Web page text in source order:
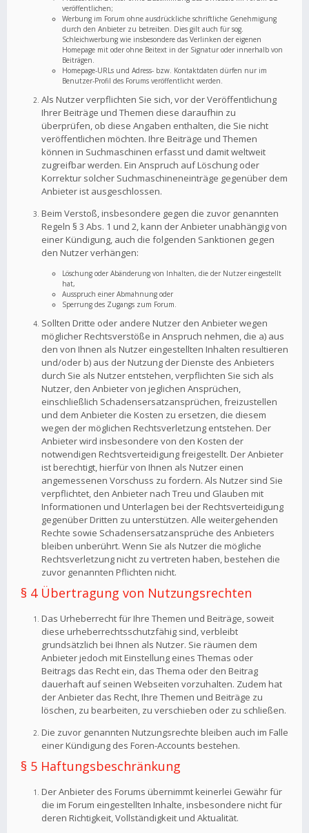
veröffentlichen;
Werbung im Forum ohne ausdrückliche schriftliche Genehmigung
durch den Anbieter zu betreiben. Dies gilt auch für sog.
Schleichwerbung wie insbesondere das Verlinken der eigenen
Homepage mit oder ohne Beitext in der Signatur oder innerhalb von
Beiträgen.
Homepage-URLs und Adress- bzw. Kontaktdaten dürfen nur im
Benutzer-Profil des Forums veröffentlicht werden.
Als Nutzer verpflichten Sie sich, vor der Veröffentlichung
Ihrer Beiträge und Themen diese daraufhin zu
überprüfen, ob diese Angaben enthalten, die Sie nicht
veröffentlichen möchten. Ihre Beiträge und Themen
können in Suchmaschinen erfasst und damit weltweit
zugreifbar werden. Ein Anspruch auf Löschung oder
Korrektur solcher Suchmaschineneinträge gegenüber dem
Anbieter ist ausgeschlossen.
Beim Verstoß, insbesondere gegen die zuvor genannten
Regeln § 3 Abs. 1 und 2, kann der Anbieter unabhängig von
einer Kündigung, auch die folgenden Sanktionen gegen
den Nutzer verhängen:
Löschung oder Abänderung von Inhalten, die der Nutzer eingestellt
hat,
Ausspruch einer Abmahnung oder
Sperrung des Zugangs zum Forum.
Sollten Dritte oder andere Nutzer den Anbieter wegen
möglicher Rechtsverstöße in Anspruch nehmen, die a) aus
den von Ihnen als Nutzer eingestellten Inhalten resultieren
und/oder b) aus der Nutzung der Dienste des Anbieters
durch Sie als Nutzer entstehen, verpflichten Sie sich als
Nutzer, den Anbieter von jeglichen Ansprüchen,
einschließlich Schadensersatzansprüchen, freizustellen
und dem Anbieter die Kosten zu ersetzen, die diesem
wegen der möglichen Rechtsverletzung entstehen. Der
Anbieter wird insbesondere von den Kosten der
notwendigen Rechtsverteidigung freigestellt. Der Anbieter
ist berechtigt, hierfür von Ihnen als Nutzer einen
angemessenen Vorschuss zu fordern. Als Nutzer sind Sie
verpflichtet, den Anbieter nach Treu und Glauben mit
Informationen und Unterlagen bei der Rechtsverteidigung
gegenüber Dritten zu unterstützen. Alle weitergehenden
Rechte sowie Schadensersatzansprüche des Anbieters
bleiben unberührt. Wenn Sie als Nutzer die mögliche
Rechtsverletzung nicht zu vertreten haben, bestehen die
zuvor genannten Pflichten nicht.
§ 4 Übertragung von Nutzungsrechten
Das Urheberrecht für Ihre Themen und Beiträge, soweit
diese urheberrechtsschutzfähig sind, verbleibt
grundsätzlich bei Ihnen als Nutzer. Sie räumen dem
Anbieter jedoch mit Einstellung eines Themas oder
Beitrags das Recht ein, das Thema oder den Beitrag
dauerhaft auf seinen Webseiten vorzuhalten. Zudem hat
der Anbieter das Recht, Ihre Themen und Beiträge zu
löschen, zu bearbeiten, zu verschieben oder zu schließen.
Die zuvor genannten Nutzungsrechte bleiben auch im Falle
einer Kündigung des Foren-Accounts bestehen.
§ 5 Haftungsbeschränkung
Der Anbieter des Forums übernimmt keinerlei Gewähr für
die im Forum eingestellten Inhalte, insbesondere nicht für
deren Richtigkeit, Vollständigkeit und Aktualität.